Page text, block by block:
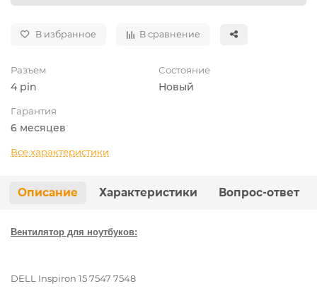
В избранное В сравнение
Разъем
4 pin
Состояние
Новый
Гарантия
6 месяцев
Все характеристики
Описание Характеристики Вопрос-ответ
Вентилятор для ноутбуков:
DELL Inspiron 15 7547 7548